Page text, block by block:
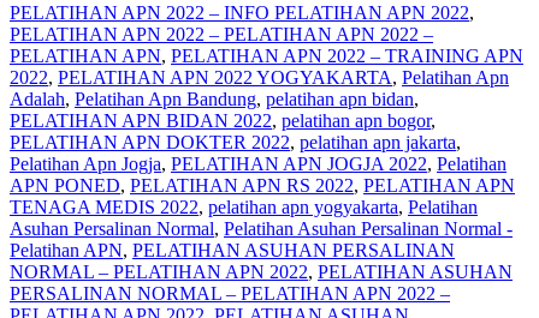
PELATIHAN APN 2022 – INFO PELATIHAN APN 2022,
PELATIHAN APN 2022 – PELATIHAN APN 2022 –
PELATIHAN APN, PELATIHAN APN 2022 – TRAINING APN
2022, PELATIHAN APN 2022 YOGYAKARTA, Pelatihan Apn
Adalah, Pelatihan Apn Bandung, pelatihan apn bidan,
PELATIHAN APN BIDAN 2022, pelatihan apn bogor,
PELATIHAN APN DOKTER 2022, pelatihan apn jakarta,
Pelatihan Apn Jogja, PELATIHAN APN JOGJA 2022, Pelatihan
APN PONED, PELATIHAN APN RS 2022, PELATIHAN APN
TENAGA MEDIS 2022, pelatihan apn yogyakarta, Pelatihan
Asuhan Persalinan Normal, Pelatihan Asuhan Persalinan Normal -
Pelatihan APN, PELATIHAN ASUHAN PERSALINAN
NORMAL – PELATIHAN APN 2022, PELATIHAN ASUHAN
PERSALINAN NORMAL – PELATIHAN APN 2022 –